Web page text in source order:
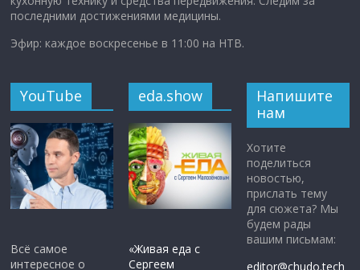
последними достижениями медицины.
Эфир: каждое воскресенье в 11:00 на НТВ.
YouTube
Всё самое
интересное о
eda.show
«Живая еда с
Сергеем
Напишите
нам
Хотите
поделиться
новостью,
прислать тему
для сюжета? Мы
будем рады
вашим письмам:
editor@chudo.tech